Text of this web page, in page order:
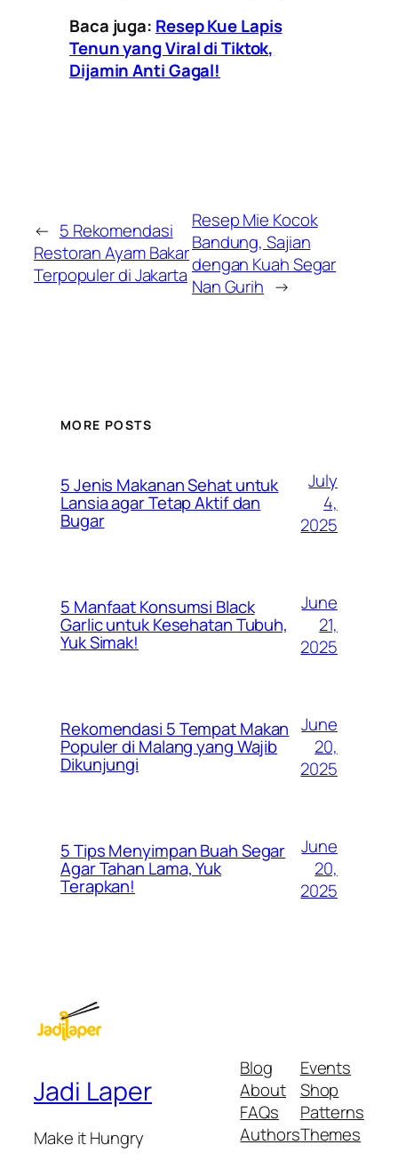
Baca juga: Resep Kue Lapis
Tenun yang Viral di Tiktok,
Dijamin Anti Gagal!
← 5 Rekomendasi
Restoran Ayam Bakar
Terpopuler di Jakarta
Resep Mie Kocok
Bandung, Sajian
dengan Kuah Segar
Nan Gurih →
MORE POSTS
5 Jenis Makanan Sehat untuk
Lansia agar Tetap Aktif dan
Bugar
July
4,
2025
5 Manfaat Konsumsi Black
Garlic untuk Kesehatan Tubuh,
Yuk Simak!
June
21,
2025
Rekomendasi 5 Tempat Makan
Populer di Malang yang Wajib
Dikunjungi
June
20,
2025
5 Tips Menyimpan Buah Segar
Agar Tahan Lama, Yuk
Terapkan!
June
20,
2025
Jadi Laper
Make it Hungry
Blog
About
FAQs
Authors
Events
Shop
Patterns
Themes